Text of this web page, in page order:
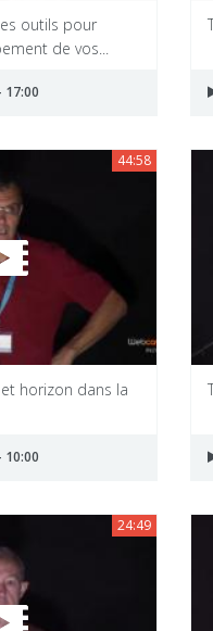
outils pour
de vos...
44:58
horizon dans la
24:49